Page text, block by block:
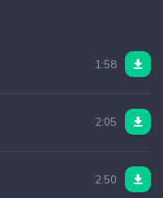
1:58
2:05
2:50